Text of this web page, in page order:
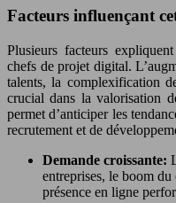
Facteurs influençant
Plusieurs facteurs
chefs de projet digital.
talents, la complexification
crucial dans la valorisation
permet d’anticiper les
recrutement et de
Demande croissante:
entreprises, le boom du
présence en ligne